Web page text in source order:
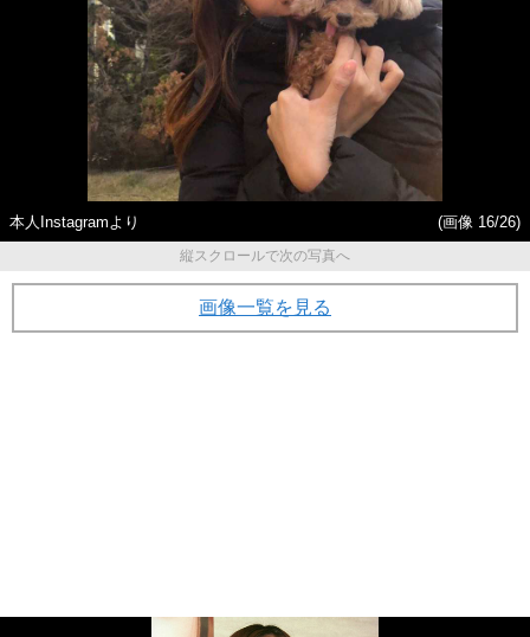
本人Instagramより
(画像 16/26)
縦スクロールで次の写真へ
画像一覧を見る